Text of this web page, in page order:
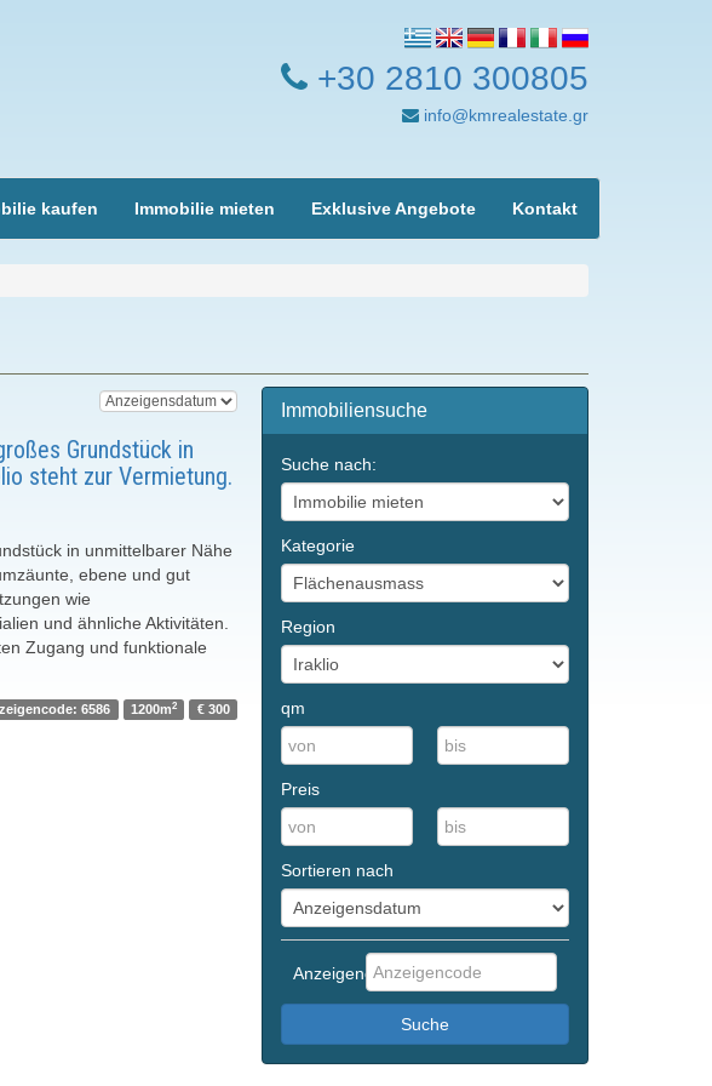
+30 2810 300805
info@kmrealestate.gr
kaufen Immobilie mieten Exklusive Angebote Kontakt
Grundstück in
steht zur Vermietung.
in unmittelbarer Nähe
ebene und gut
wie
und ähnliche Aktivitäten.
Zugang und funktionale
6586 1200m2 € 300
Immobiliensuche
Suche nach:
Kategorie
Region
qm
Preis
Sortieren nach
Anzeigencode
Suche